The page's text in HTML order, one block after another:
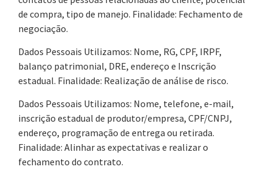
de compra, tipo de manejo. Finalidade: Fechamento de
negociação.
Dados Pessoais Utilizamos: Nome, RG, CPF, IRPF,
balanço patrimonial, DRE, endereço e Inscrição
estadual. Finalidade: Realização de análise de risco.
Dados Pessoais Utilizamos: Nome, telefone, e-mail,
inscrição estadual de produtor/empresa, CPF/CNPJ,
endereço, programação de entrega ou retirada.
Finalidade: Alinhar as expectativas e realizar o
fechamento do contrato.